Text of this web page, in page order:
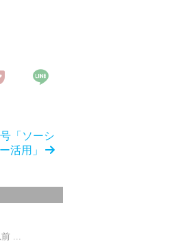
「ソーシ
活用」
...